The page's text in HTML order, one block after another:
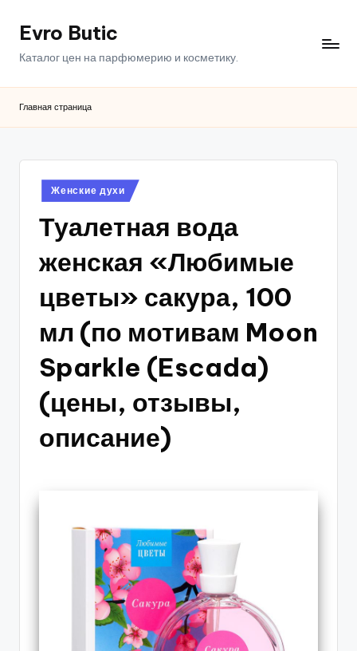
ПерейтиEvro Butic
Каталог цен на парфюмерию и косметику.
Главная страница
Опубликовано
в
Женские духи
Туалетная вода
женская «Любимые
цветы» сакура, 100
мл (по мотивам Moon
Sparkle (Escada)
(цены, отзывы,
описание)